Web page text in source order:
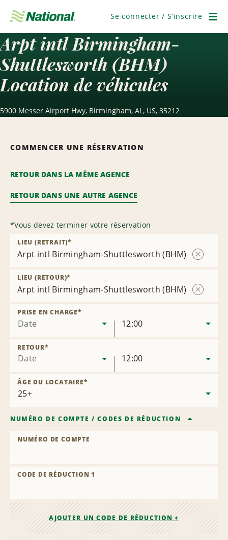
navigation
Se connecter / S’inscrire
Arpt intl Birmingham-
Shuttlesworth (BHM)
Location de véhicules
5900 Messer Airport Hwy, Birmingham, AL, US, 35212
COMMENCER UNE RÉSERVATION
RETOUR DANS LA MÊME AGENCE
RETOUR DANS UNE AUTRE AGENCE
*Vous devez terminer votre réservation
Arpt intl Birmingham-Shuttlesworth (BHM)
LIEU (RETRAIT)*
Arpt intl Birmingham-Shuttlesworth (BHM)
LIEU (RETOUR)*
Date
PRISE EN CHARGE*
12:00
Date
RETOUR*
12:00
ÂGE DU LOCATAIRE*
NUMÉRO DE COMPTE /CODES DE RÉDUCTION
NUMÉRO DE COMPTE
CODE DE RÉDUCTION 1
AJOUTER UN CODE DE RÉDUCTION +